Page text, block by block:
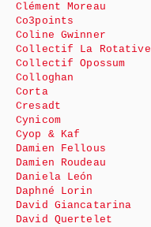
Clément Moreau
Co3points
Coline Gwinner
Collectif La Rotative
Collectif Opossum
Colloghan
Corta
Cresadt
Cynicom
Cyop & Kaf
Damien Fellous
Damien Roudeau
Daniela León
Daphné Lorin
David Giancatarina
David Quertelet